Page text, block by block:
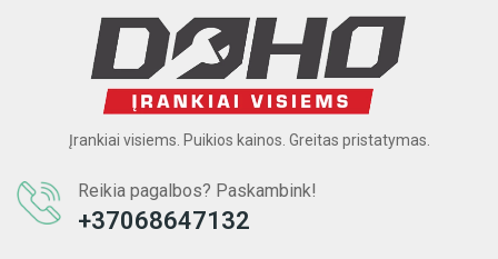
Įrankiai visiems. Puikios kainos. Greitas pristatymas.
Reikia pagalbos? Paskambink!
+37068647132